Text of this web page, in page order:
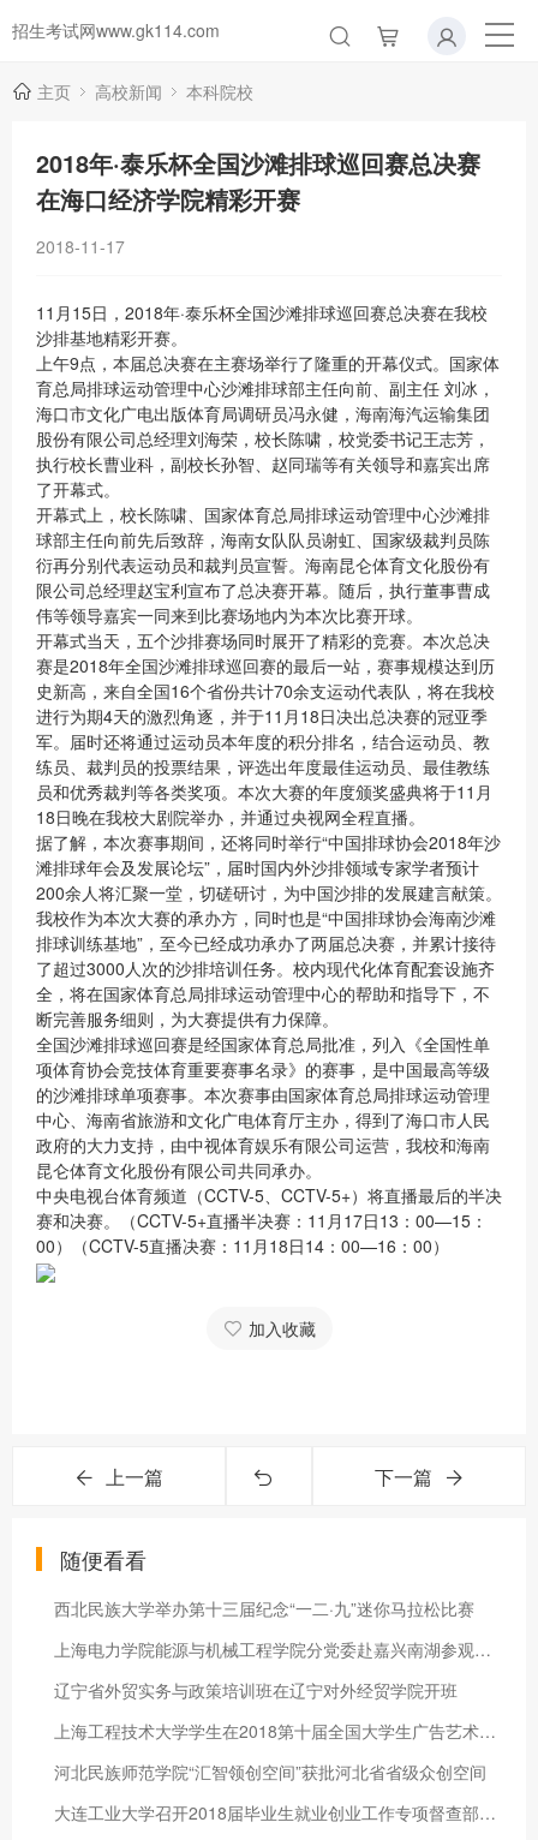
招生考试网www.gk114.com
主页 高校新闻 本科院校
2018年·泰乐杯全国沙滩排球巡回赛总决赛
在海口经济学院精彩开赛
2018-11-17
11月15日，2018年·泰乐杯全国沙滩排球巡回赛总决赛在我校
沙排基地精彩开赛。
上午9点，本届总决赛在主赛场举行了隆重的开幕仪式。国家体
育总局排球运动管理中心沙滩排球部主任向前、副主任 刘冰，
海口市文化广电出版体育局调研员冯永健，海南海汽运输集团
股份有限公司总经理刘海荣，校长陈啸，校党委书记王志芳，
执行校长曹业科，副校长孙智、赵同瑞等有关领导和嘉宾出席
了开幕式。
开幕式上，校长陈啸、国家体育总局排球运动管理中心沙滩排
球部主任向前先后致辞，海南女队队员谢虹、国家级裁判员陈
衍再分别代表运动员和裁判员宣誓。海南昆仑体育文化股份有
限公司总经理赵宝利宣布了总决赛开幕。随后，执行董事曹成
伟等领导嘉宾一同来到比赛场地内为本次比赛开球。
开幕式当天，五个沙排赛场同时展开了精彩的竞赛。本次总决
赛是2018年全国沙滩排球巡回赛的最后一站，赛事规模达到历
史新高，来自全国16个省份共计70余支运动代表队，将在我校
进行为期4天的激烈角逐，并于11月18日决出总决赛的冠亚季
军。届时还将通过运动员本年度的积分排名，结合运动员、教
练员、裁判员的投票结果，评选出年度最佳运动员、最佳教练
员和优秀裁判等各类奖项。本次大赛的年度颁奖盛典将于11月
18日晚在我校大剧院举办，并通过央视网全程直播。
据了解，本次赛事期间，还将同时举行“中国排球协会2018年沙
滩排球年会及发展论坛”，届时国内外沙排领域专家学者预计
200余人将汇聚一堂，切磋研讨，为中国沙排的发展建言献策。
我校作为本次大赛的承办方，同时也是“中国排球协会海南沙滩
排球训练基地”，至今已经成功承办了两届总决赛，并累计接待
了超过3000人次的沙排培训任务。校内现代化体育配套设施齐
全，将在国家体育总局排球运动管理中心的帮助和指导下，不
断完善服务细则，为大赛提供有力保障。
全国沙滩排球巡回赛是经国家体育总局批准，列入《全国性单
项体育协会竞技体育重要赛事名录》的赛事，是中国最高等级
的沙滩排球单项赛事。本次赛事由国家体育总局排球运动管理
中心、海南省旅游和文化广电体育厅主办，得到了海口市人民
政府的大力支持，由中视体育娱乐有限公司运营，我校和海南
昆仑体育文化股份有限公司共同承办。
中央电视台体育频道（CCTV-5、CCTV-5+）将直播最后的半决
赛和决赛。（CCTV-5+直播半决赛：11月17日13：00—15：
00）（CCTV-5直播决赛：11月18日14：00—16：00）
加入收藏
上一篇 下一篇
随便看看
西北民族大学举办第十三届纪念“一二·九”迷你马拉松比赛
上海电力学院能源与机械工程学院分党委赴嘉兴南湖参观学习活动
辽宁省外贸实务与政策培训班在辽宁对外经贸学院开班
上海工程技术大学学生在2018第十届全国大学生广告艺术大赛（上海
河北民族师范学院“汇智领创空间”获批河北省省级众创空间
大连工业大学召开2018届毕业生就业创业工作专项督查部署动员会